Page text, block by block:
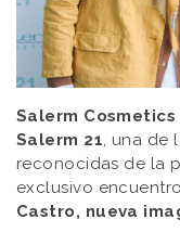
Salerm Cosmetics
Salerm 21, una de
reconocidas de la
exclusivo
Castro, nueva